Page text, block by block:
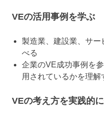
VEの活用事例を学ぶ
製造業、建設業、サー
べる
企業のVE成功事例を
用されているかを理解
VEの考え方を実践的